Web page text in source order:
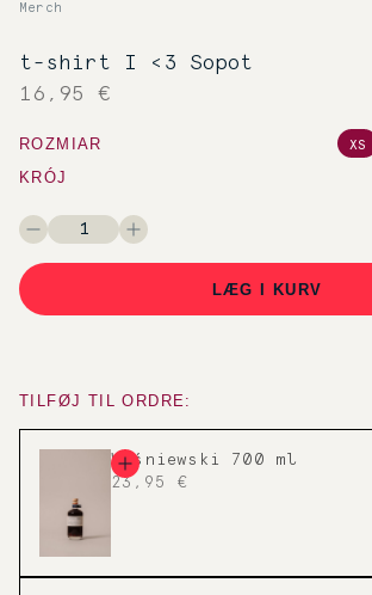
Merch
t-shirt I <3 Sopot
16,95 €
ROZMIAR XS
KRÓJ
LÆG I KURV
TILFØJ TIL ORDRE:
Wiśniewski 700 ml
23,95 €